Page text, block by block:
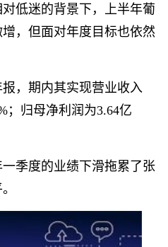
低迷的背景下，上半年葡
，但面对年度目标也依然
，期内其实现营业收入
；归母净利润为3.64亿
季度的业绩下滑拖累了张